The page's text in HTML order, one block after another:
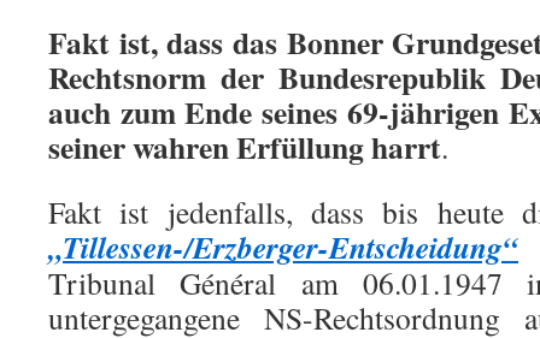
Fakt ist, dass das Bonner
Rechtsnorm der Bundesrepublik
auch zum Ende seines 69-jährigen
seiner wahren Erfüllung harrt.
Fakt ist jedenfalls, dass bis heute
„Tillessen-/Erzberger-Entscheidung“
Tribunal Général am
untergegangene NS-Rechtsordnung